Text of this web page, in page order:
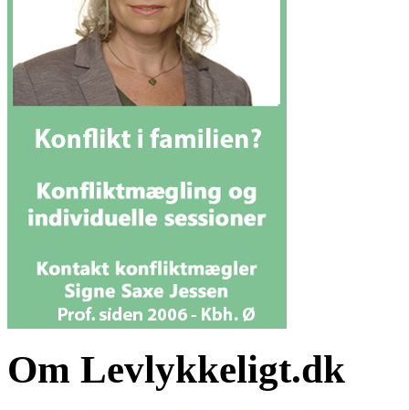
Om Levlykkeligt.dk